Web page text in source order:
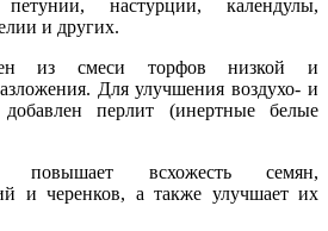
настурции, календулы,
и других.
из смеси торфов низкой и
Для улучшения воздухо- и
перлит (инертные белые
повышает всхожесть семян,
и черенков, а также улучшает их